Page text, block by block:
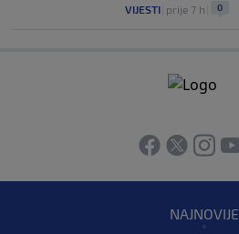
VIJESTI prije 7 h 0
NAJNOVIJE